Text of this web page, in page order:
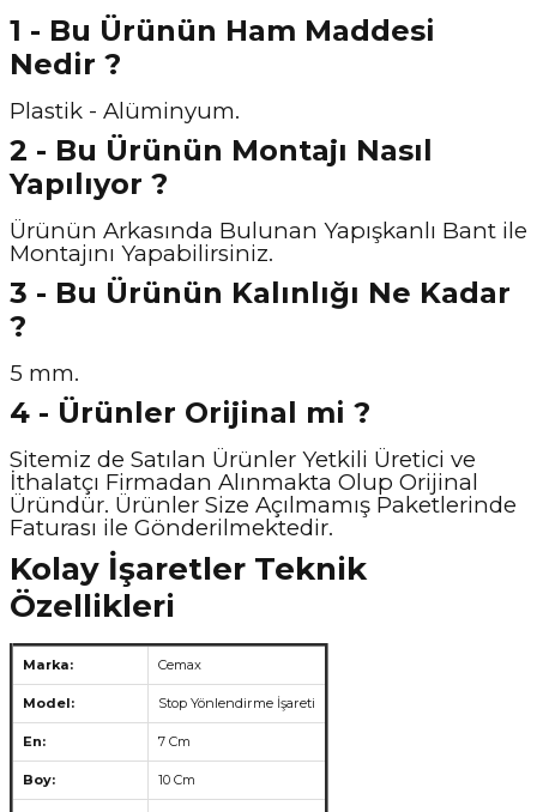
1 - Bu Ürünün Ham Maddesi
Nedir ?
Plastik - Alüminyum.
2 - Bu Ürünün Montajı Nasıl
Yapılıyor ?
Ürünün Arkasında Bulunan Yapışkanlı Bant ile
Montajını Yapabilirsiniz.
3 - Bu Ürünün Kalınlığı Ne Kadar
?
5 mm.
4 - Ürünler Orijinal mi ?
Sitemiz de Satılan Ürünler Yetkili Üretici ve
İthalatçı Firmadan Alınmakta Olup Orijinal
Üründür. Ürünler Size Açılmamış Paketlerinde
Faturası ile Gönderilmektedir.
Kolay İşaretler Teknik
Özellikleri
Marka: Cemax
Model: Stop Yönlendirme İşareti
En: 7 Cm
Boy: 10 Cm